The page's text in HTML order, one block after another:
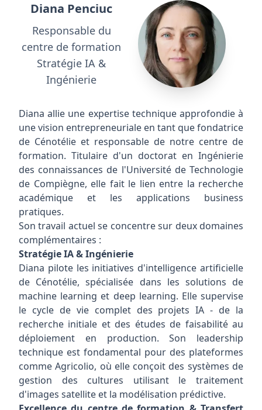
Diana Penciuc
Responsable du
centre de formation
Stratégie IA &
Ingénierie
Diana allie une expertise technique approfondie à
une vision entrepreneuriale en tant que fondatrice
de Cénotélie et responsable de notre centre de
formation. Titulaire d'un doctorat en Ingénierie
des connaissances de l'Université de Technologie
de Compiègne, elle fait le lien entre la recherche
académique et les applications business
pratiques.
Son travail actuel se concentre sur deux domaines
complémentaires :
Stratégie IA & Ingénierie
Diana pilote les initiatives d'intelligence artificielle
de Cénotélie, spécialisée dans les solutions de
machine learning et deep learning. Elle supervise
le cycle de vie complet des projets IA - de la
recherche initiale et des études de faisabilité au
déploiement en production. Son leadership
technique est fondamental pour des plateformes
comme Agricolio, où elle conçoit des systèmes de
gestion des cultures utilisant le traitement
d'images satellite et la modélisation prédictive.